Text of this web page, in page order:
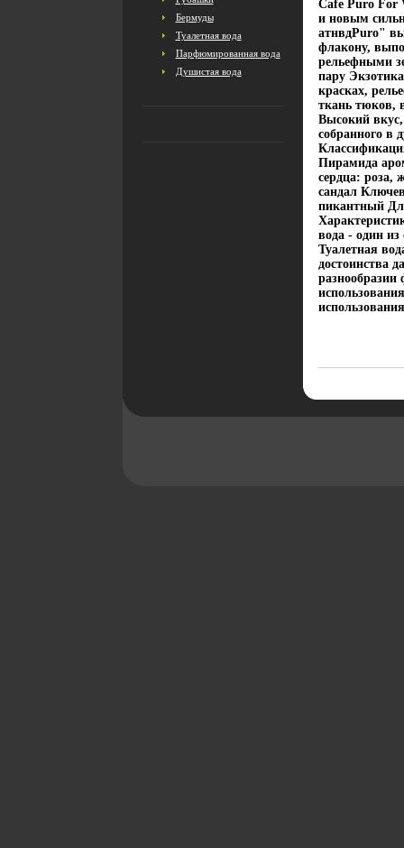
Бермуды
Туалетная вода
Парфюмированная вода
Душистая вода
Cafe Puro For
и новым
атнвдPuro"
флакону,
рельефными
пару
красках,
ткань тюков,
Высокий
собранного в
Пирамида
сердца:
сандал
пикантный
вода - один
Туалетная
достоинства
разнообразии